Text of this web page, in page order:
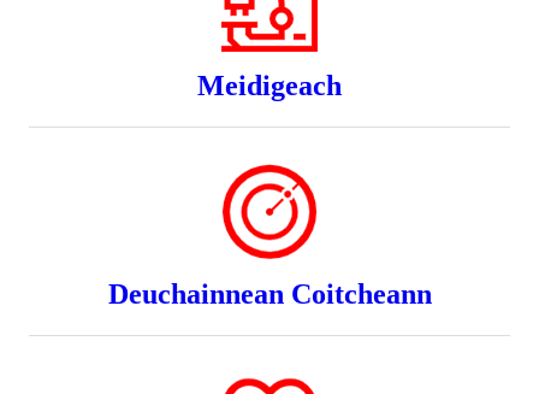
Meidigeach
Deuchainnean Coitcheann